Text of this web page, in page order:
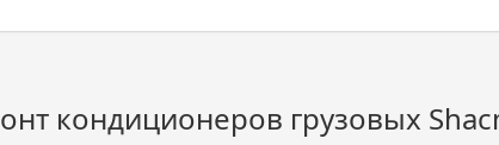
кондиционеров грузовых